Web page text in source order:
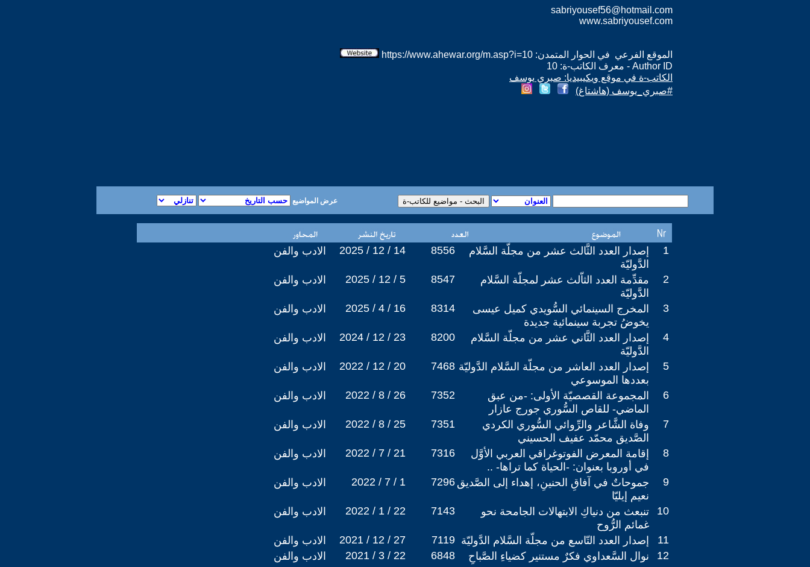
sabriyousef56@hotmail.com
www.sabriyousef.com
الموقع الفرعي في الحوار المتمدن: https://www.ahewar.org/m.asp?i=10
Author ID - معرف الكاتب-ة: 10
الكاتب-ة في موقع ويكيبيديا: صبري يوسف
#صبري_يوسف (هاشتاغ)
عرض المواضيع
الادب والفن 2025 / 12 / 14 8556
إصدار العدد الثَّالث عشر من مجلّة السَّلام
الدَّوليّة
1
الادب والفن 2025 / 12 / 5 8547
مقدِّمة العدد الثاّلث عشر لمجلّة السَّلام
الدَّوليّة
2
الادب والفن 2025 / 4 / 16 8314
المخرج السينمائي السُّويدي كميل عيسى
يخوضُ تجربة سينمائية جديدة
3
الادب والفن 2024 / 12 / 23 8200
إصدار العدد الثَّاني عشر من مجلّة السَّلام
الدَّوليّة
4
الادب والفن 2022 / 12 / 20 7468 إصدار العدد العاشر من مجلّة السَّلام الدَّوليّة
بعددها الموسوعي
5
الادب والفن 2022 / 8 / 26 7352
المجموعة القصصيّة الأولى: -من عبق
الماضي- للقاص السُّوري جورج عازار
6
الادب والفن 2022 / 8 / 25 7351
وفاة الشَّاعر والرِّوائي السُّوري الكردي
الصَّديق محمّد عفيف الحسيني
7
الادب والفن 2022 / 7 / 21 7316
إقامة المعرض الفوتوغراقي العربي الأوَّل
في أوروبا بعنوان: -الحياة كما تراها- ..
8
الادب والفن 2022 / 7 / 1 7296 جموحاتٌ في آفاقِ الحنينِ، إهداء إلى الصَّديق
نعيم إيليّا
9
الادب والفن 2022 / 1 / 22 7143
تنبعث من دنياكِ الابتهالات الجامحة نحو
غمائم الرُّوح
10
الادب والفن 2021 / 12 / 27 7119 إصدار العدد التّاسع من مجلّة السَّلام الدَّوليّة
11
الادب والفن
2021 / 3 / 22 6848 نوال السَّعداوي فكرٌ مستنير كضياءِ الصَّباحِ
12